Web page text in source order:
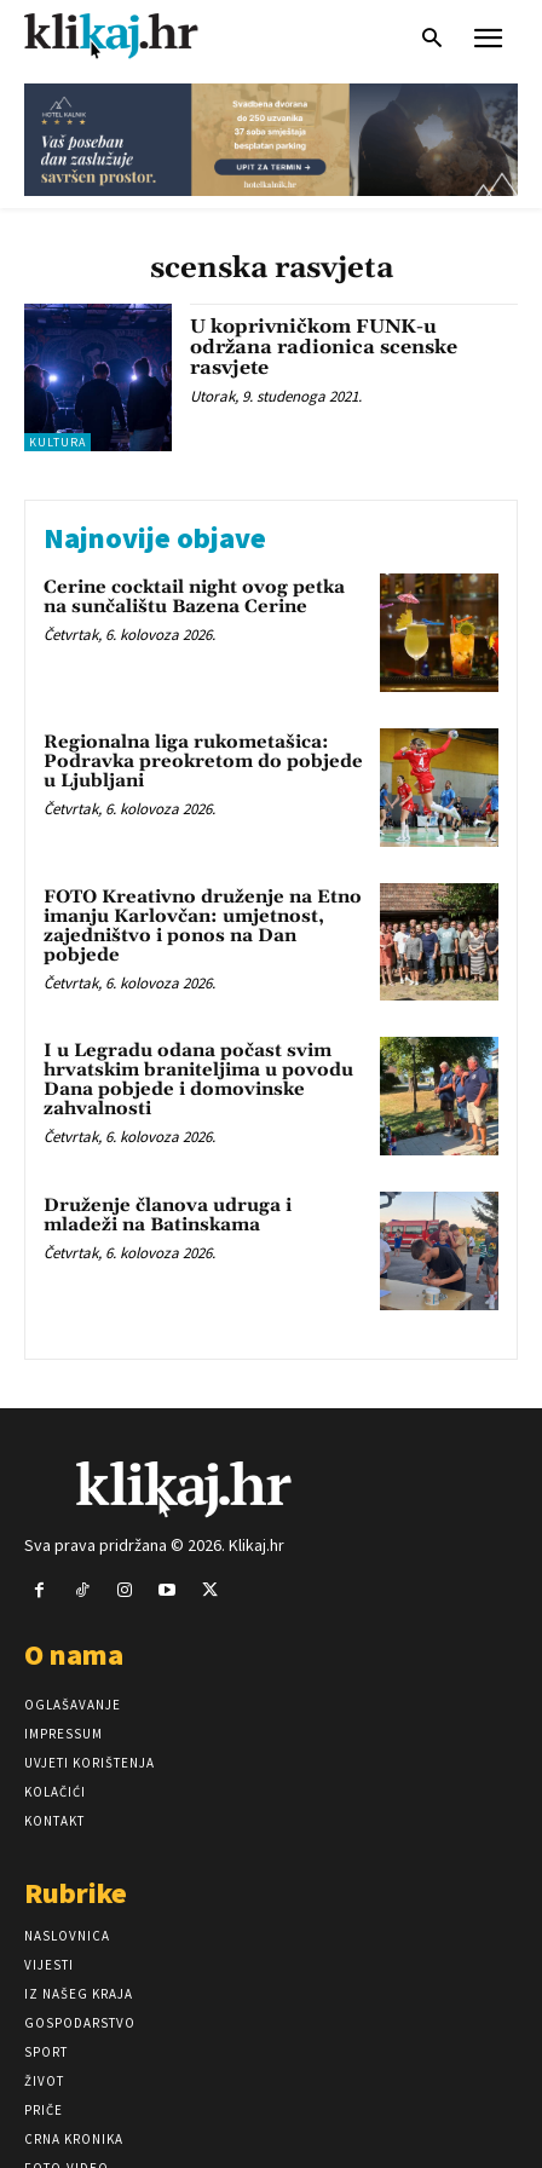
scenska rasvjeta
KULTURA
U koprivničkom FUNK-u
održana radionica scenske
rasvjete
Utorak, 9. studenoga 2021.
Najnovije objave
Cerine cocktail night ovog petka
na sunčalištu Bazena Cerine
Četvrtak, 6. kolovoza 2026.
Regionalna liga rukometašica:
Podravka preokretom do pobjede
u Ljubljani
Četvrtak, 6. kolovoza 2026.
FOTO Kreativno druženje na Etno
imanju Karlovčan: umjetnost,
zajedništvo i ponos na Dan
pobjede
Četvrtak, 6. kolovoza 2026.
I u Legradu odana počast svim
hrvatskim braniteljima u povodu
Dana pobjede i domovinske
zahvalnosti
Četvrtak, 6. kolovoza 2026.
Druženje članova udruga i
mladeži na Batinskama
Četvrtak, 6. kolovoza 2026.
Sva prava pridržana © 2026. Klikaj.hr
O nama
OGLAŠAVANJE
IMPRESSUM
UVJETI KORIŠTENJA
KOLAČIĆI
KONTAKT
Rubrike
NASLOVNICA
VIJESTI
IZ NAŠEG KRAJA
GOSPODARSTVO
SPORT
ŽIVOT
PRIČE
CRNA KRONIKA